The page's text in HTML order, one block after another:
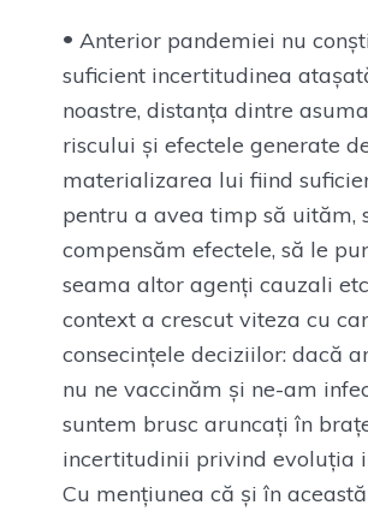
Anterior pandemiei nu
suficient incertitudinea
noastre, distanța dintre
riscului și efectele generate
materializarea lui fiind
pentru a avea timp să uităm,
compensăm efectele, să le
seama altor agenți cauzali
context a crescut viteza cu
consecințele deciziilor: dacă
nu ne vaccinăm și ne-am
suntem brusc aruncați în
incertitudinii privind evoluția
Cu mențiunea că și în